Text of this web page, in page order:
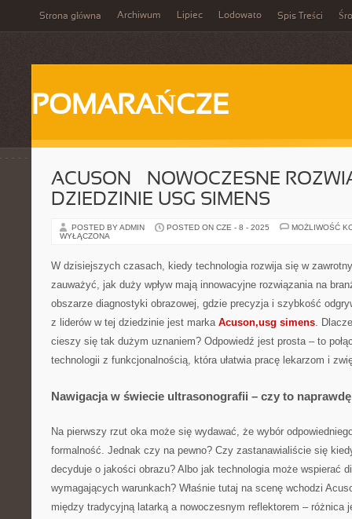
Strona główna Archiwum Lipiec Lodowato Spis Treści
POMARAŃCZE
ACUSON – NOWOCZESNE
DZIEDZINIE USG SIMENS
POSTED BY ADMIN POSTED ON CZE - 8 - 2025
MOŻLIWOŚĆ
WYŁĄCZONA
W dzisiejszych czasach, kiedy technologia rozwija się w
zauważyć, jak duży wpływ mają innowacyjne rozwiązania na
obszarze diagnostyki obrazowej, gdzie precyzja i szybkość
z liderów w tej dziedzinie jest marka Acuson,usg simens.
cieszy się tak dużym uznaniem? Odpowiedź jest prosta – to
technologii z funkcjonalnością, która ułatwia pracę lekarzom i
Nawigacja w świecie ultrasonografii – czy to
Na pierwszy rzut oka może się wydawać, że wybór
formalność. Jednak czy na pewno? Czy zastanawialiście się
decyduje o jakości obrazu? Albo jak technologia może wspierać
wymagających warunkach? Właśnie tutaj na scenę wchodzi
między tradycyjną latarką a nowoczesnym reflektorem – różnica